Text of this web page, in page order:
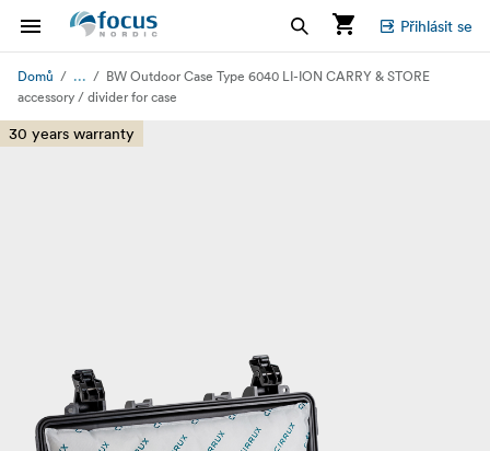
Přihlásit se
Domů ...
BW Outdoor Case Type 6040 LI-ION CARRY & STORE
accessory / divider for case
30 years warranty